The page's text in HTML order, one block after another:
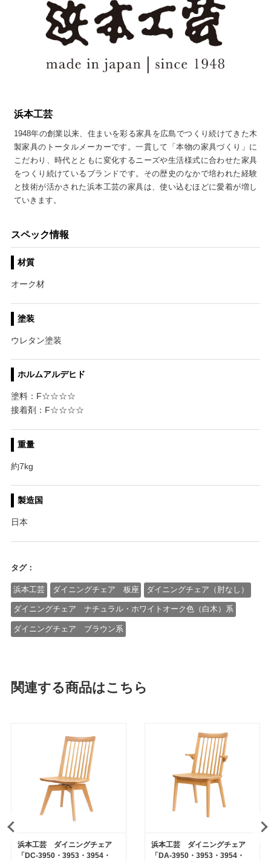
浜本工芸
1948年の創業以来、住まいを彩る家具を広島でつくり続けてきた木
製家具のトータルメーカーです。一貫して「本物の家具づくり」に
こだわり、時代とともに変化するニーズや生活様式に合わせた家具
をつくり続けているブランドです。その歴史のなかで培われた経験
と技術が活かされた浜本工芸の家具は、使い込むほどに愛着が増し
ていきます。
スペック情報
材質
オーク材
塗装
ウレタン塗装
ホルムアルデヒド
塗料：F☆☆☆☆
接着剤：F☆☆☆☆
重量
約7kg
製造国
日本
タグ：
浜本工芸 ダイニングチェア 板座 ダイニングチェア（肘なし）
ダイニングチェア ナチュラル・ホワイトオーク色（白木）系
ダイニングチェア ブラウン系
関連する商品はこちら
浜本工芸 ダイニングチェア
「DC-3950・3953・3954・
浜本工芸 ダイニングチェア
「DA-3950・3953・3954・